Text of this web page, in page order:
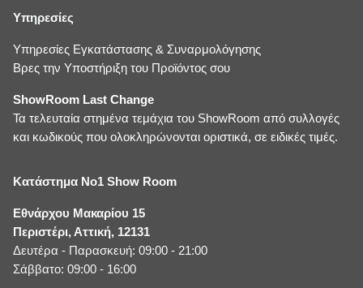
Υπηρεσίες
Υπηρεσίες Εγκατάστασης & Συναρμολόγησης
Βρες την Υποστήριξη του Προϊόντος σου
ShowRoom Last Change
Τα τελευταία στημένα τεμάχια του ShowRoom από συλλογές
και κωδικούς που ολοκληρώνονται οριστικά, σε ειδικές τιμές.
Κατάστημα No1 Show Room
Εθνάρχου Μακαρίου 15
Περιστέρι, Αττική, 12131
Δευτέρα - Παρασκευή: 09:00 - 21:00
Σάββατο: 09:00 - 16:00